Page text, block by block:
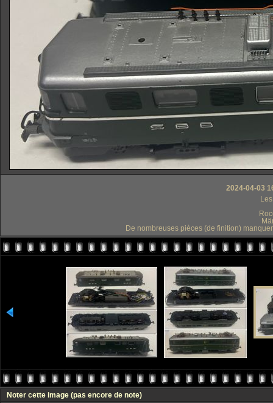
2024-04-03
De nombreuses pièces (de finition)
Noter cette image (pas encore de note)